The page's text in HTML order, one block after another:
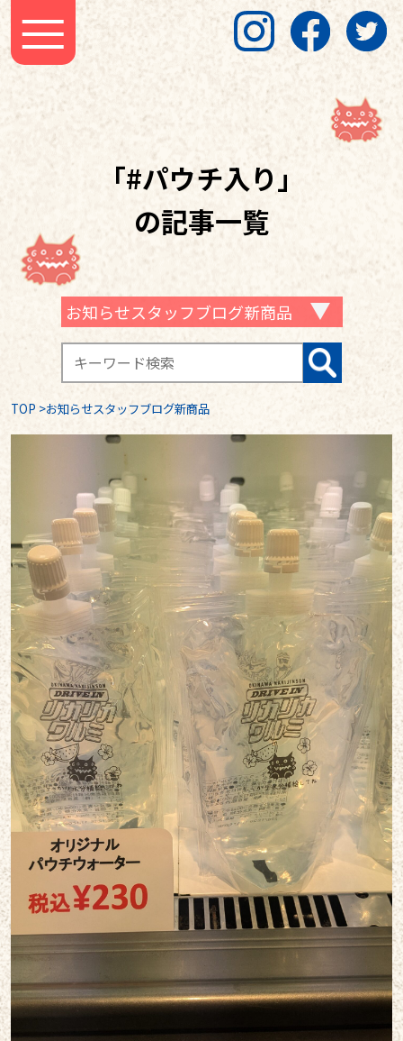
「#パウチ入り」
の記事一覧
お知らせスタッフブログ新商品
TOP >お知らせスタッフブログ新商品